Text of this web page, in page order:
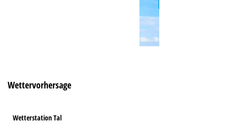
Wettervorhersage
Wetterstation Tal